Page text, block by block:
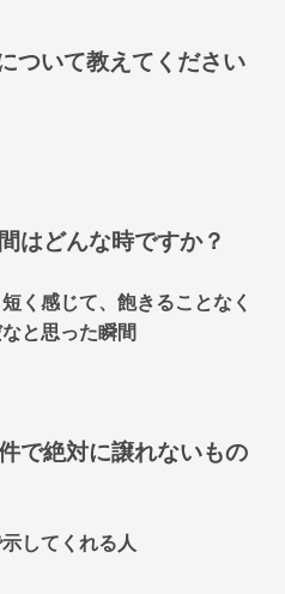
ついて教えてください
はどんな時ですか？
く感じて、飽きることなく
と思った瞬間
で絶対に譲れないもの
してくれる人